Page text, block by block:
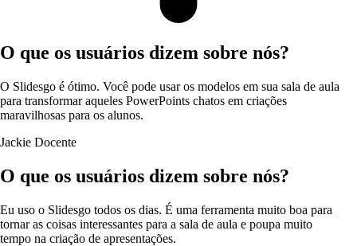
O que os usuários dizem sobre nós?
O Slidesgo é ótimo. Você pode usar os modelos em sua sala de aula
para transformar aqueles PowerPoints chatos em criações
maravilhosas para os alunos.
Jackie Docente
O que os usuários dizem sobre nós?
Eu uso o Slidesgo todos os dias. É uma ferramenta muito boa para
tornar as coisas interessantes para a sala de aula e poupa muito
tempo na criação de apresentações.